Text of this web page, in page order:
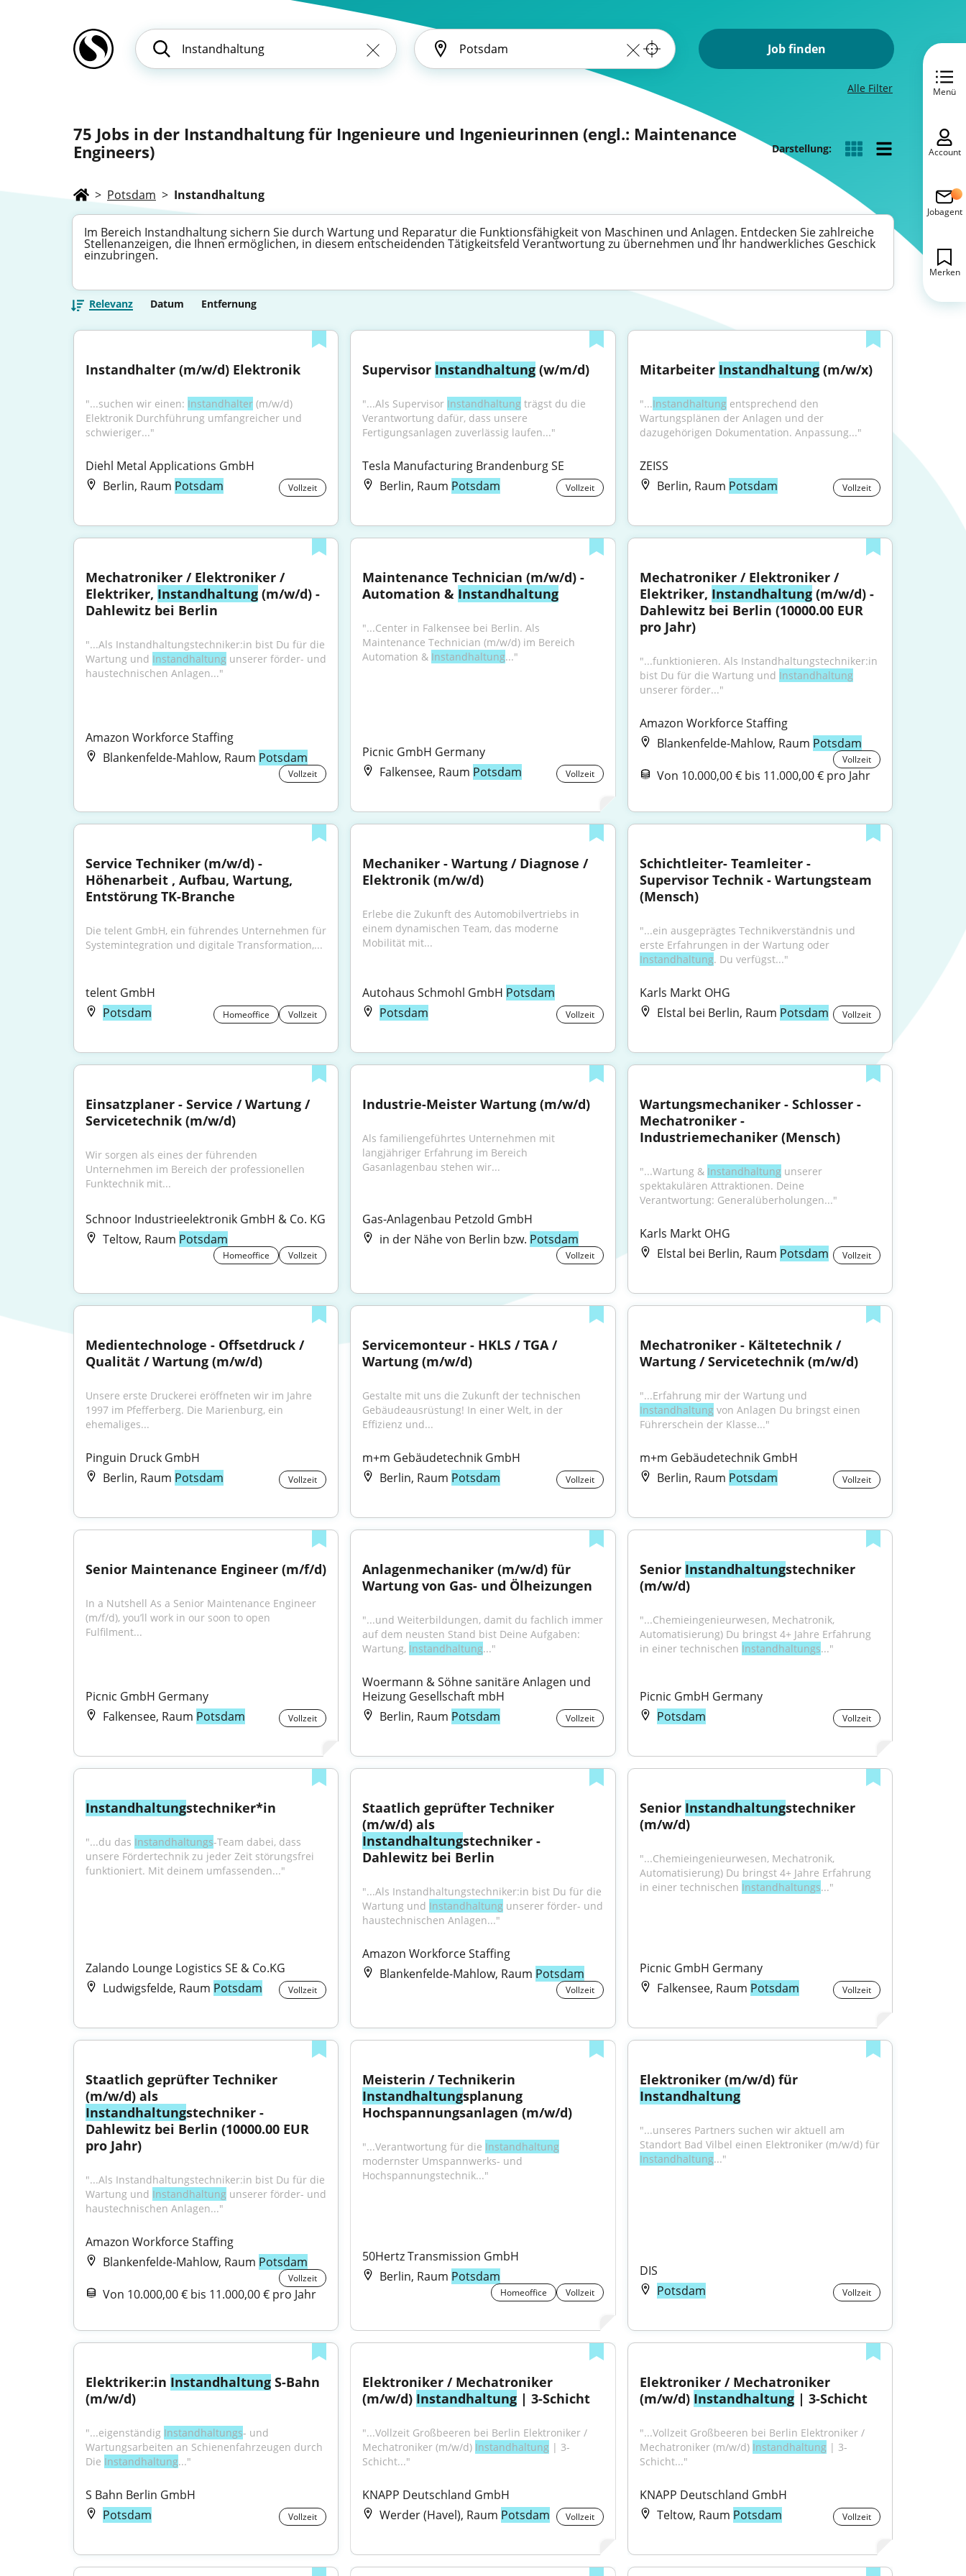
Job finden
Alle Filter
75 Jobs in der Instandhaltung für Ingenieure und Ingenieurinnen (engl.: Maintenance
Engineers)
Darstellung:
> Potsdam > Instandhaltung
Im Bereich Instandhaltung sichern Sie durch Wartung und Reparatur die Funktionsfähigkeit von Maschinen und Anlagen. Entdecken Sie zahlreiche
Stellenanzeigen, die Ihnen ermöglichen, in diesem entscheidenden Tätigkeitsfeld Verantwortung zu übernehmen und Ihr handwerkliches Geschick
einzubringen.
Relevanz Datum Entfernung
Instandhalter (m/w/d) Elektronik
"...suchen wir einen: Instandhalter (m/w/d)
Elektronik Durchführung umfang­reicher und
schwieriger..."
Diehl Metal Applications GmbH
Berlin, Raum Potsdam Vollzeit
Supervisor Instandhaltung (w/m/d)
"...Als Supervisor Instandhaltung trägst du die
Verantwortung dafür, dass unsere
Fertigungsanlagen zuverlässig laufen..."
Tesla Manufacturing Brandenburg SE
Berlin, Raum Potsdam Vollzeit
Mitarbeiter Instandhaltung (m/w/x)
"...Instandhaltung entsprechend den
Wartungsplänen der Anlagen und der
dazugehörigen Dokumentation. Anpassung..."
ZEISS
Berlin, Raum Potsdam Vollzeit
Mechatroniker / Elektroniker /
Elektriker, Instandhaltung (m/w/d) -
Dahlewitz bei Berlin
"...Als Instandhaltungstechniker:in bist Du für die
Wartung und Instandhaltung unserer förder- und
haustechnischen Anlagen..."
Amazon Workforce Staffing
Blankenfelde-Mahlow, Raum Potsdam
Vollzeit
Maintenance Technician (m/w/d) -
Automation & Instandhaltung
"...Center in Falkensee bei Berlin. Als
Maintenance Technician (m/w/d) im Bereich
Automation & Instandhaltung..."
Picnic GmbH Germany
Falkensee, Raum Potsdam Vollzeit
Mechatroniker / Elektroniker /
Elektriker, Instandhaltung (m/w/d) -
Dahlewitz bei Berlin (10000.00 EUR
pro Jahr)
"...funktionieren. Als Instandhaltungstechniker:in
bist Du für die Wartung und Instandhaltung
unserer förder..."
Amazon Workforce Staffing
Blankenfelde-Mahlow, Raum Potsdam
Vollzeit
Von 10.000,00 € bis 11.000,00 € pro Jahr
Service Techniker (m/w/d) -
Höhenarbeit , Aufbau, Wartung,
Entstörung TK-Branche
Die telent GmbH, ein führendes Unternehmen für
Systemintegration und digitale Transformation,...
telent GmbH
Potsdam
Homeoffice Vollzeit
Mechaniker - Wartung / Diagnose /
Elektronik (m/w/d)
Erlebe die Zukunft des Automobilvertriebs in
einem dynamischen Team, das moderne
Mobilität mit...
Autohaus Schmohl GmbH Potsdam
Potsdam
Vollzeit
Schichtleiter- Teamleiter -
Supervisor Technik - Wartungsteam
(Mensch)
"...ein ausgeprägtes Technikverständnis und
erste Erfahrungen in der Wartung oder
Instandhaltung. Du verfügst..."
Karls Markt OHG
Elstal bei Berlin, Raum Potsdam Vollzeit
Einsatzplaner - Service / Wartung /
Servicetechnik (m/w/d)
Wir sorgen als eines der führenden
Unternehmen im Bereich der professionellen
Funktechnik mit...
Schnoor Industrieelektronik GmbH & Co. KG
Teltow, Raum Potsdam
Homeoffice Vollzeit
Industrie-Meister Wartung (m/w/d)
Als familiengeführtes Unternehmen mit
langjähriger Erfahrung im Bereich
Gasanlagenbau stehen wir...
Gas-Anlagenbau Petzold GmbH
in der Nähe von Berlin bzw. Potsdam
Vollzeit
Wartungsmechaniker - Schlosser -
Mechatroniker -
Industriemechaniker (Mensch)
"...Wartung & Instandhaltung unserer
spektakulären Attraktionen. Deine
Verantwortung: Generalüberholungen..."
Karls Markt OHG
Elstal bei Berlin, Raum Potsdam Vollzeit
Medientechnologe - Offsetdruck /
Qualität / Wartung (m/w/d)
Unsere erste Druckerei eröffneten wir im Jahre
1997 im Pfefferberg. Die Marienburg, ein
ehemaliges...
Pinguin Druck GmbH
Berlin, Raum Potsdam Vollzeit
Servicemonteur - HKLS / TGA /
Wartung (m/w/d)
Gestalte mit uns die Zukunft der technischen
Gebäudeausrüstung! In einer Welt, in der
Effizienz und...
m+m Gebäudetechnik GmbH
Berlin, Raum Potsdam Vollzeit
Mechatroniker - Kältetechnik /
Wartung / Servicetechnik (m/w/d)
Instandhaltung von Anlagen Du bringst einen
Führerschein der Klasse..."
m+m Gebäudetechnik GmbH
Berlin, Raum Potsdam Vollzeit
Senior Maintenance Engineer (m/f/d)
In a Nutshell As a Senior Maintenance Engineer
(m/f/d), you’ll work in our soon to open
Fulfilment...
Picnic GmbH Germany
Falkensee, Raum Potsdam Vollzeit
Anlagenmechaniker (m/w/d) für
Wartung von Gas- und Ölheizungen
"...und Weiterbildungen, damit du fachlich immer
auf dem neusten Stand bist Deine Aufgaben:
Wartung, Instandhaltung..."
Woermann & Söhne sanitäre Anlagen und
Heizung Gesellschaft mbH
Berlin, Raum Potsdam Vollzeit
Senior Instandhaltungstechniker
(m/w/d)
"...Chemieingenieurwesen, Mechatronik,
Automatisierung) Du bringst 4+ Jahre Erfahrung
in einer technischen Instandhaltungs..."
Picnic GmbH Germany
Potsdam
Vollzeit
Instandhaltungstechniker*in
"...du das Instandhaltungs-Team dabei, dass
unsere Fördertechnik zu jeder Zeit störungsfrei
funktioniert. Mit deinem umfassenden..."
Zalando Lounge Logistics SE & Co.KG
Ludwigsfelde, Raum Potsdam Vollzeit
Staatlich geprüfter Techniker
Instandhaltungstechniker -
Dahlewitz bei Berlin
"...Als Instandhaltungstechniker:in bist Du für die
Wartung und Instandhaltung unserer förder- und
haustechnischen Anlagen..."
Amazon Workforce Staffing
Blankenfelde-Mahlow, Raum Potsdam
Vollzeit
Senior Instandhaltungstechniker
(m/w/d)
"...Chemieingenieurwesen, Mechatronik,
Automatisierung) Du bringst 4+ Jahre Erfahrung
in einer technischen Instandhaltungs..."
Picnic GmbH Germany
Falkensee, Raum Potsdam Vollzeit
Staatlich geprüfter Techniker
Instandhaltungstechniker -
Dahlewitz bei Berlin (10000.00 EUR
pro Jahr)
"...Als Instandhaltungstechniker:in bist Du für die
Wartung und Instandhaltung unserer förder- und
haustechnischen Anlagen..."
Amazon Workforce Staffing
Blankenfelde-Mahlow, Raum Potsdam
Vollzeit
Von 10.000,00 € bis 11.000,00 € pro Jahr
Instandhaltungsplanung
Hochspannungsanlagen (m/w/d)
"...Verantwortung für die Instandhaltung
modernster Umspannwerks- und
Hochspannungstechnik..."
50Hertz Transmission GmbH
Berlin, Raum Potsdam
Homeoffice Vollzeit
Elektroniker (m/w/d) für
Instandhaltung
"...unseres Partners suchen wir aktuell am
Standort Bad Vilbel einen Elektroniker (m/w/d) für
Instandhaltung..."
DIS
Potsdam
Vollzeit
Elektriker:in Instandhaltung S-Bahn
(m/w/d)
"...eigenständig Instandhaltungs- und
Wartungsarbeiten an Schienenfahrzeugen durch
Die Instandhaltung..."
S Bahn Berlin GmbH
Potsdam
Vollzeit
Elektroniker / Mechatroniker
(m/w/d) Instandhaltung | 3-Schicht
"...Vollzeit Großbeeren bei Berlin Elektroniker /
Mechatroniker (m/w/d) Instandhaltung | 3-
Schicht..."
KNAPP Deutschland GmbH
Werder (Havel), Raum Potsdam Vollzeit
Elektroniker / Mechatroniker
(m/w/d) Instandhaltung | 3-Schicht
"...Vollzeit Großbeeren bei Berlin Elektroniker /
Mechatroniker (m/w/d) Instandhaltung | 3-
Schicht..."
KNAPP Deutschland GmbH
Teltow, Raum Potsdam Vollzeit
Menü
Account
Jobagent
Merken